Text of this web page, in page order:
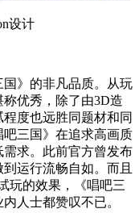
设计
》的非凡品质。从玩
优秀，除了由3D造
度也远胜同题材和同
三国》在追求高画质
求。此前官方曾发布
运行流畅自如。而且
玩的效果，《唱吧三
人士都赞叹不已。